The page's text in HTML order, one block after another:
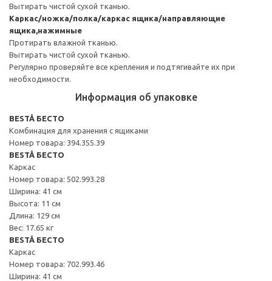
Вытирать чистой сухой тканью.
Каркас/ножка/полка/каркас ящика/направляющие
ящика,нажимные
Протирать влажной тканью.
Вытирать чистой сухой тканью.
Регулярно проверяйте все крепления и подтягивайте их при
необходимости.
Информация об упаковке
BESTÅ БЕСТО
Комбинация для хранения с ящиками
Номер товара: 394.355.39
BESTÅ БЕСТО
Каркас
Номер товара: 502.993.28
Ширина: 41 см
Высота: 11 см
Длина: 129 см
Вес: 17.65 кг
BESTÅ БЕСТО
Каркас
Номер товара: 702.993.46
Ширина: 41 см